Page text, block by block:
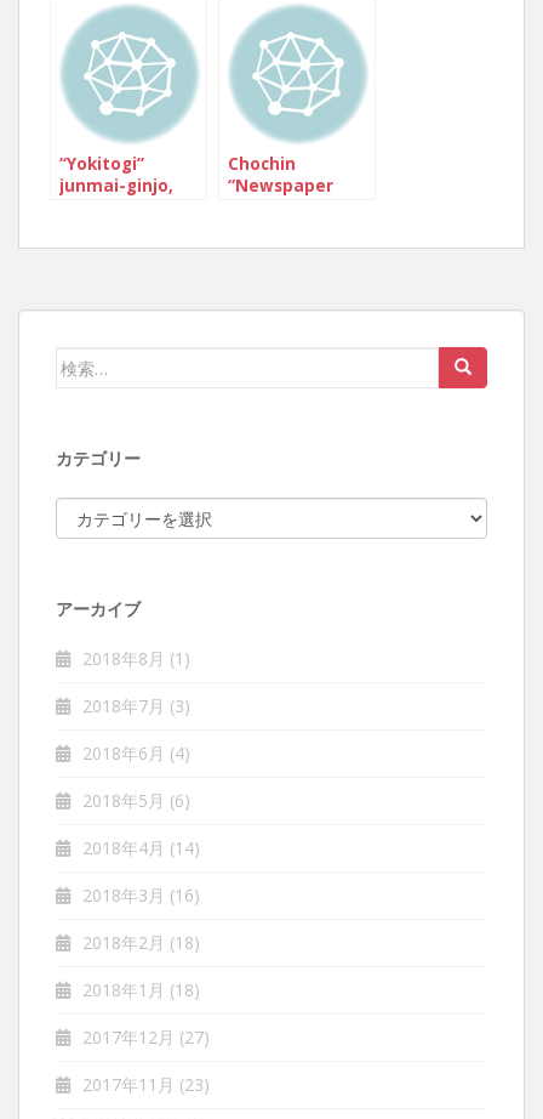
“Yokitogi”
junmai-ginjo,
Chochin
“Newspaper
検索:
カテゴリー
カテゴリー
アーカイブ
2018年8月 (1)
2018年7月 (3)
2018年6月 (4)
2018年5月 (6)
2018年4月 (14)
2018年3月 (16)
2018年2月 (18)
2018年1月 (18)
2017年12月 (27)
2017年11月 (23)